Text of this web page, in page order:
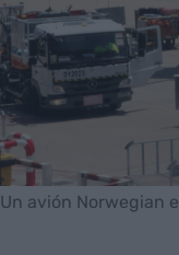
Un avión Norwegian